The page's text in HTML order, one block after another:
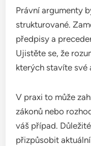
Právní argumenty
strukturované.
předpisy a
Ujistěte se, že
kterých stavíte své
V praxi to může
zákonů nebo
váš případ.
přizpůsobit